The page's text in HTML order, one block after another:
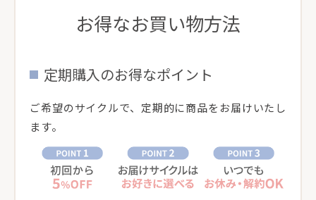
お得なお買い物方法
定期購入のお得なポイント
ご希望のサイクルで、定期的に商品をお届けいたし
ます。